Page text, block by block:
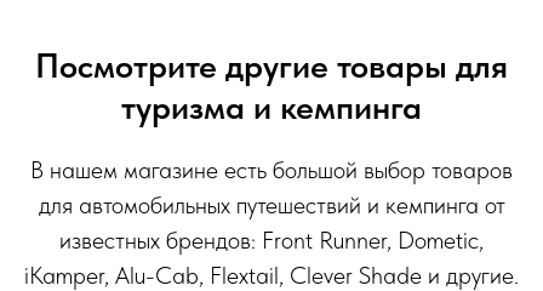
Посмотрите другие товары для
туризма и кемпинга
В нашем магазине есть большой выбор товаров
для автомобильных путешествий и кемпинга от
известных брендов: Front Runner, Dometic,
iKamper, Alu-Cab, Flextail, Clever Shade и другие.